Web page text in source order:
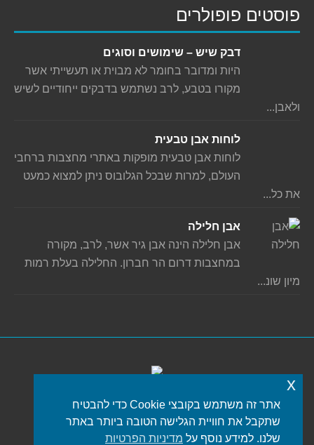
פוסטים פופולרים
דבק שיש – שימושים וסוגים
היות ומדובר בחומר לא מבוית או תעשייתי אשר
מקורו בטבע, לרב נשתמש בדבקים ייחודיים לשיש
ולאבן...
לוחות אבן טבעית
לוחות אבן טבעית מופקות באתרי מחצבות ברחבי
העולם, למרות שבכל הגלובוס ניתן למצוא כמעט
את כל...
אבן חלילה
אבן חלילה הינה אבן גיר אשר, לרב, מקורה
במחצבות דרום הר חברון. החלילה בעלת רמות
מיון שונ...
כל הזכויות שמורות © 2021 iStone
פורטל שיש
תפריט תחתון
אתר זה משתמש בקובצי Cookie כדי להבטיח
שתקבל את חוויית הגלישה הטובה ביותר באתר
שלנו. למידע נוסף על מדיניות הפרטיות
x